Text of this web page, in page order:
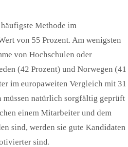
Methode im
von 55 Prozent. Am wenigsten
von Hochschulen oder
(42 Prozent) und Norwegen (41
im europaweiten Vergleich mit 31
müssen natürlich sorgfältig geprüft
einem Mitarbeiter und dem
sind, werden sie gute Kandidaten
sind.